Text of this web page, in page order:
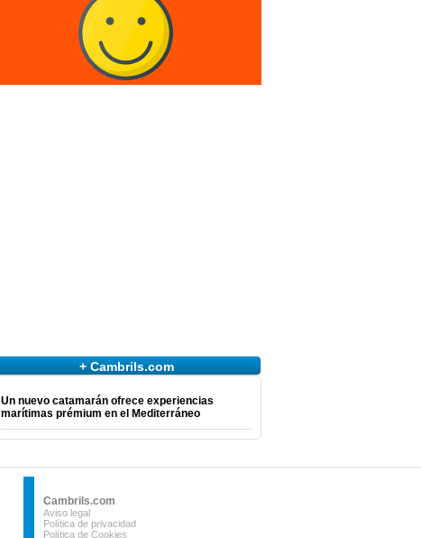
+ Cambrils.com
Un nuevo catamarán ofrece experiencias
marítimas prémium en el Mediterráneo
Cambrils.com
Aviso legal
Política de privacidad
Política de Cookies